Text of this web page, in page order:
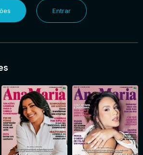
Entrar